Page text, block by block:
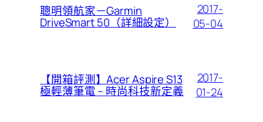
聰明領航家－Garmin
DriveSmart 50（詳細設定）
2017-
05-04
【開箱評測】Acer Aspire S13
極輕薄筆電 – 時尚科技新定義
2017-
01-24